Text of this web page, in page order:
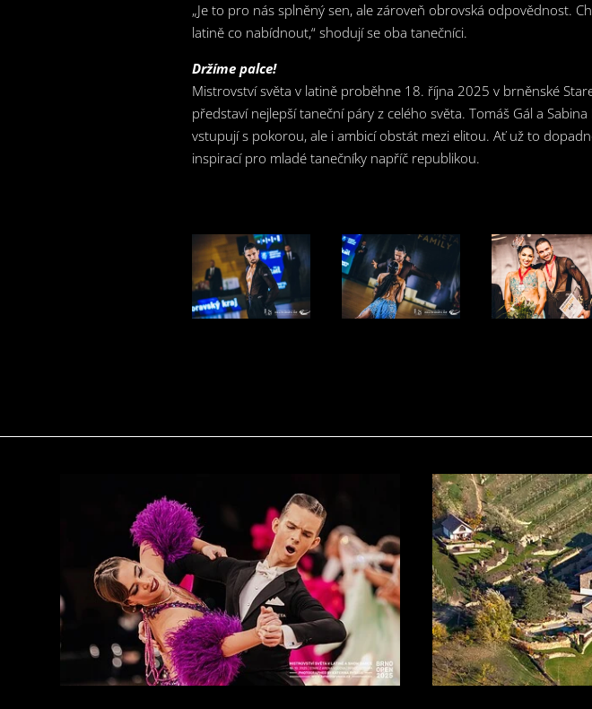
„Je to pro nás splněný sen, ale zároveň obrovská odpovědnost.
latině co nabídnout,“ shodují se oba tanečníci.
Držíme palce!
Mistrovství světa v latině proběhne 18. října 2025 v brněnské
představí nejlepší taneční páry z celého světa. Tomáš Gál a
vstupují s pokorou, ale i ambicí obstát mezi elitou. Ať už to
inspirací pro mladé tanečníky napříč republikou.